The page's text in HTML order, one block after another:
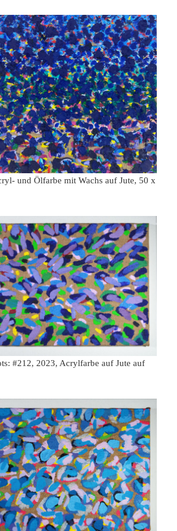
und Ölfarbe mit Wachs auf Jute, 50 x
#212, 2023, Acrylfarbe auf Jute auf